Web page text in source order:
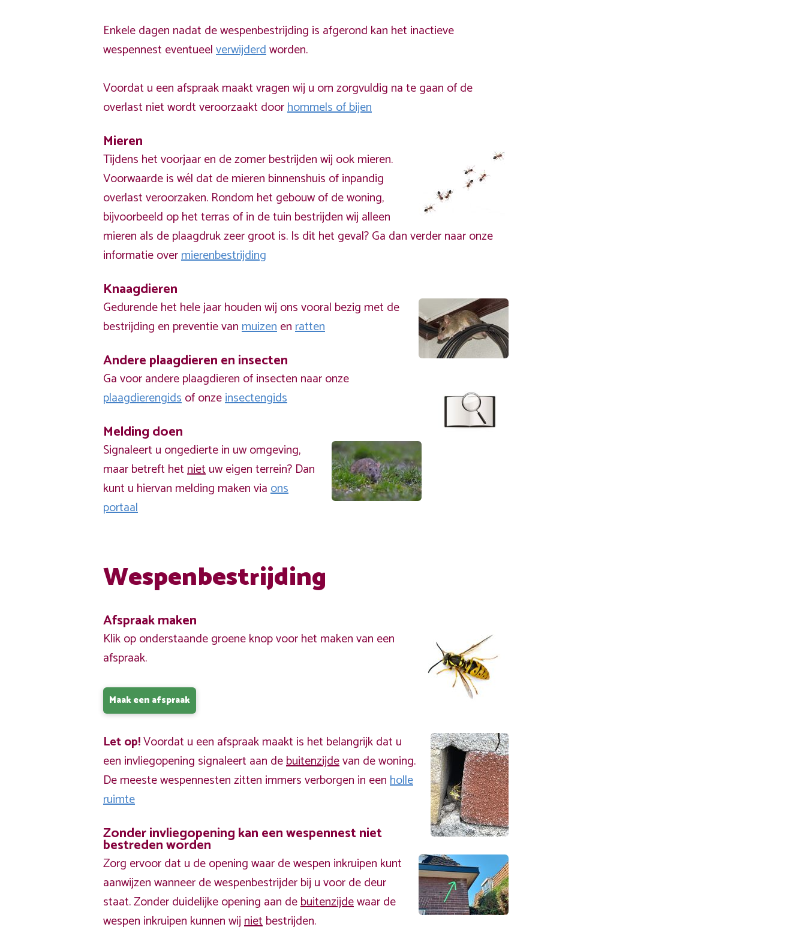
Enkele dagen nadat de wespenbestrijding is afgerond kan het inactieve
wespennest eventueelverwijderdworden.
Voordat u een afspraak maakt vragen wij u om zorgvuldig na te gaan of de
overlast niet wordt veroorzaakt doorhommels of bijen
Mieren
Tijdens het voorjaar en de zomer bestrijden wij ook mieren.
Voorwaarde is wél dat de mieren binnenshuis of inpandig
overlast veroorzaken. Rondom het gebouw of de woning,
bijvoorbeeld op het terras of in de tuin bestrijden wij alleen
mieren als de plaagdruk zeer groot is. Is dit het geval? Ga dan verder naar onze
informatie overmierenbestrijding
Knaagdieren
Gedurende het hele jaar houden wij ons vooral bezig met de
bestrijding en preventie vanmuizenenratten
Andere plaagdieren en insecten
Ga voor andere plaagdieren of insecten naar onze
plaagdierengidsof onzeinsectengids
Melding doen
Signaleert u ongedierte in uw omgeving,
maar betreft hetnietuw eigen terrein? Dan
kunt u hiervan melding maken viaons
portaal
Wespenbestrijding
Afspraak maken
Klik op onderstaande groene knop voor het maken van een
afspraak.
Maak een afspraak
Let op!Voordat u een afspraak maakt is het belangrijk dat u
een invliegopening signaleert aan debuitenzijdevan de woning.
De meeste wespennesten zitten immers verborgen in eenholle
ruimte
Zonder invliegopening kan een wespennest niet
bestreden worden
Zorg ervoor dat u de opening waar de wespen inkruipen kunt
aanwijzen wanneer de wespenbestrijder bij u voor de deur
staat. Zonder duidelijke opening aan debuitenzijdewaar de
wespen inkruipen kunnen wijnietbestrijden.